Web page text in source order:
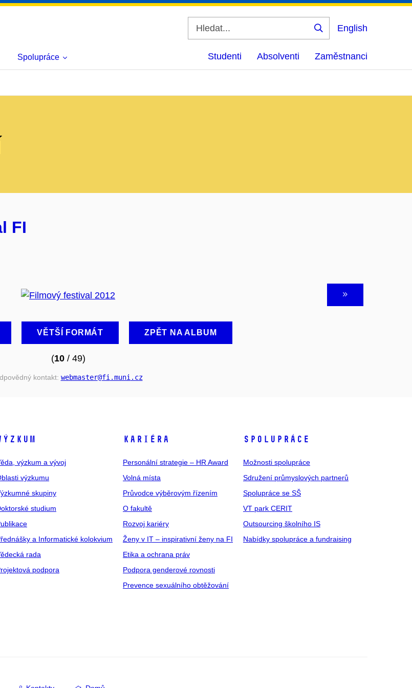
Vyhledat
English
Spolupráce Studenti Absolventi Zaměstnanci
FI
VĚTŠÍ FORMÁT ZPĚT NA ALBUM
(10/ 49)
kontakt: webmaster@fi .muni .cz
výzkum a vývoj
výzkumu
skupiny
studium
a Informatické kolokvium
rada
podpora
KARIÉRA
Personální strategie – HR Award
Volná místa
Průvodce výběrovým řízením
O fakultě
Rozvoj kariéry
Ženy v IT – inspirativní ženy na FI
Etika a ochrana práv
Podpora genderové rovnosti
Prevence sexuálního obtěžování
SPOLUPRÁCE
Možnosti spolupráce
Sdružení průmyslových partnerů
Spolupráce se SŠ
VT park CERIT
Outsourcing školního IS
Nabídky spolupráce a fundraising